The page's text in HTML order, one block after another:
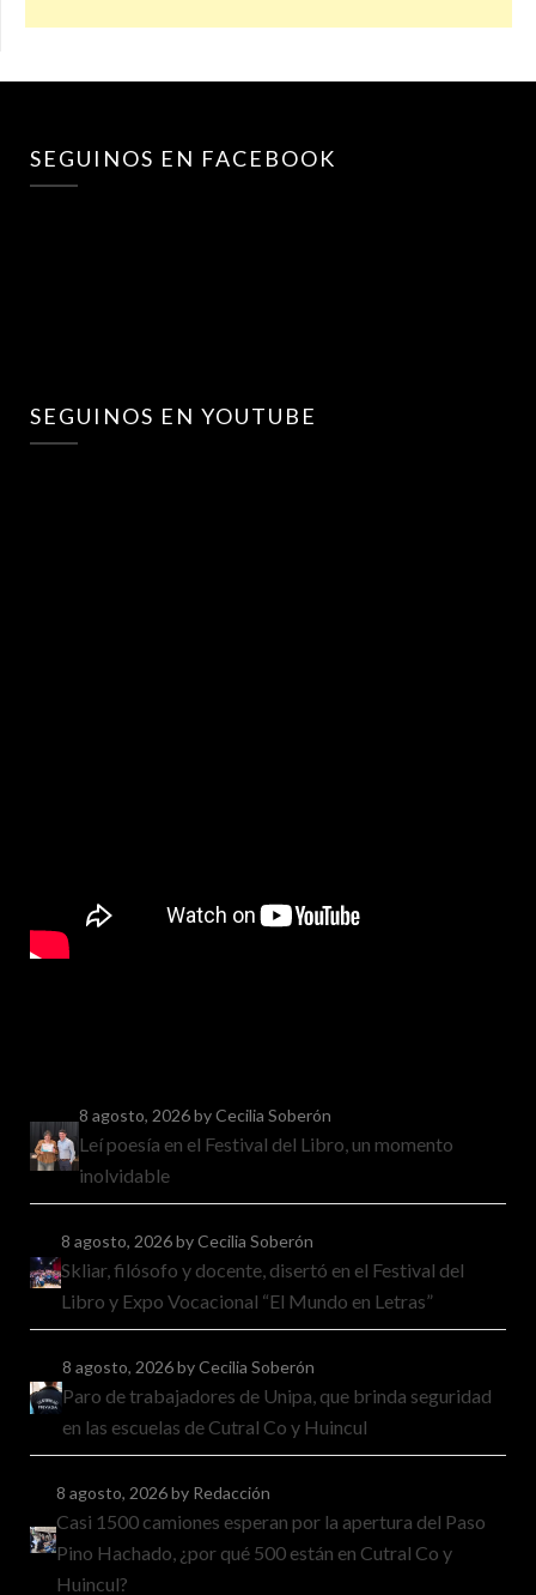
SEGUINOS EN FACEBOOK
SEGUINOS EN YOUTUBE
8 agosto, 2026by Cecilia Soberón
Leí poesía en el Festival del Libro, un momento
inolvidable
8 agosto, 2026by Cecilia Soberón
Skliar, filósofo y docente, disertó en el Festival del
Libro y Expo Vocacional “El Mundo en Letras”
8 agosto, 2026by Cecilia Soberón
Paro de trabajadores de Unipa, que brinda seguridad
en las escuelas de Cutral Co y Huincul
8 agosto, 2026by Redacción
Casi 1500 camiones esperan por la apertura del Paso
Pino Hachado, ¿por qué 500 están en Cutral Co y
Huincul?